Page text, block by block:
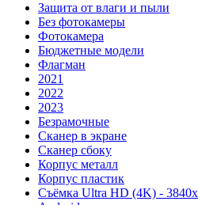
Защита от влаги и пыли
Без фотокамеры
Фотокамера
Бюджетные модели
Флагман
2021
2022
2023
Безрамочные
Сканер в экране
Сканер сбоку
Корпус металл
Корпус пластик
Съёмка Ultra HD (4K) -